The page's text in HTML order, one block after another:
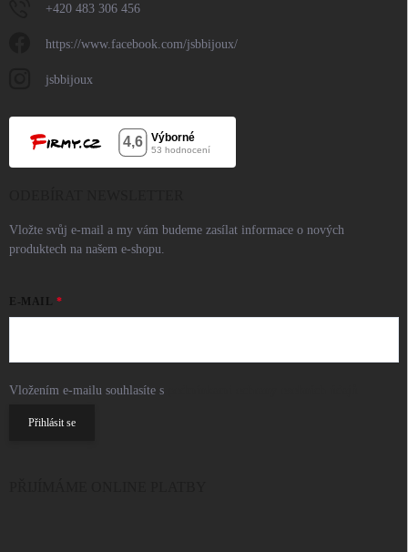
+420 483 306 456
https://www.facebook.com/jsbbijoux/
jsbbijoux
Vložte svůj e-mail a my vám budeme zasílat informace o nových
produktech na našem e-shopu.
E-MAIL
Vložením e-mailu souhlasíte s
Přihlásit se